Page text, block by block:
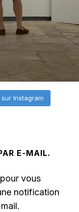
Instagram
E-MAIL.
vous
notification